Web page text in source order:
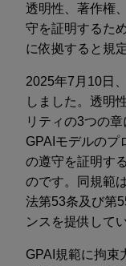
透明性、著作権
守を証明するた
に依拠すると規
2025年7月10日
しました。透明
リティの3つの
GPAIモデルのプ
の遵守を証明す
のです。同規範
法第53条及び第
ンスを提供して
GPAI規範に拘束